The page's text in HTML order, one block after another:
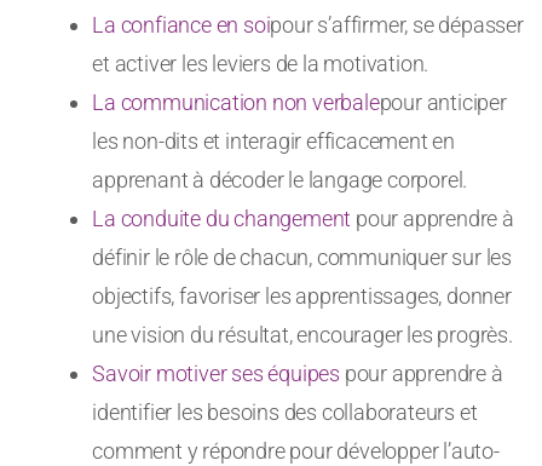
La confiance en soipour s’affirmer, se dépasser
et activer les leviers de la motivation.
La communication non verbalepour anticiper
les non-dits et interagir efficacement en
apprenant à décoder le langage corporel.
La conduite du changement pour apprendre à
définir le rôle de chacun, communiquer sur les
objectifs, favoriser les apprentissages, donner
une vision du résultat, encourager les progrès.
Savoir motiver ses équipes pour apprendre à
identifier les besoins des collaborateurs et
comment y répondre pour développer l’auto-